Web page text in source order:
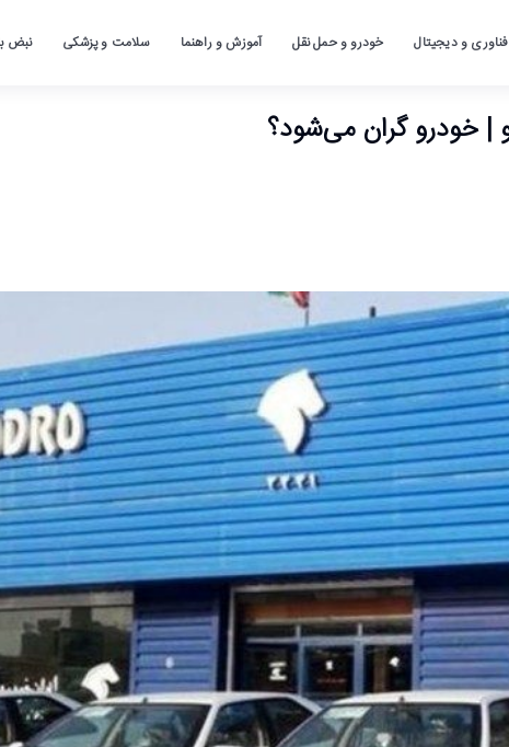
فناوری و دیجیتال خودرو و حمل نقل آموزش و راهنما سلامت و پزشکی نبض
| خودرو گران می‌شود؟